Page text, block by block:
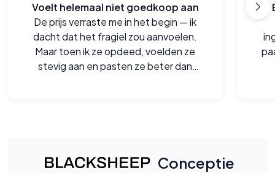
Voelt helemaal niet goedkoop aan
De prijs verraste me in het begin — ik
dacht dat het fragiel zou aanvoelen.
Maar toen ik ze opdeed, voelden ze
stevig aan en pasten ze beter dan
Conceptie